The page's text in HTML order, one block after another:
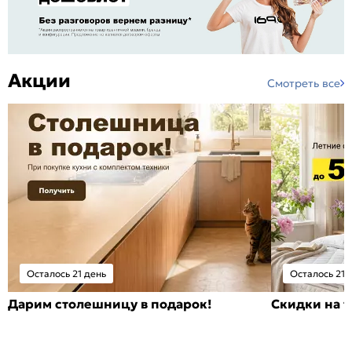
Акции Смотреть все
Осталось 21 день
Дарим столешницу в подарок!
Осталось 21
Скидки на